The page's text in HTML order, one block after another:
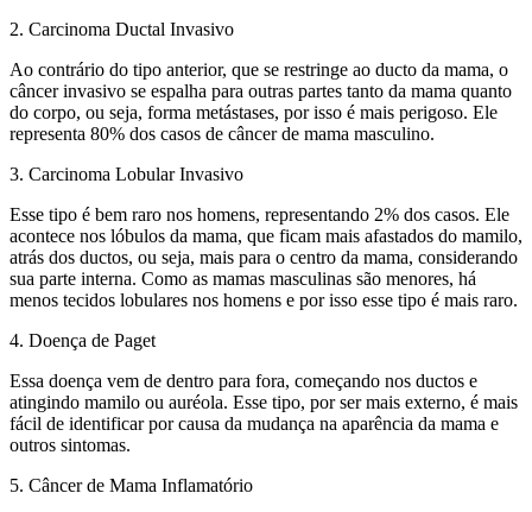
2. Carcinoma Ductal Invasivo
Ao contrário do tipo anterior, que se restringe ao ducto da mama, o
câncer invasivo se espalha para outras partes tanto da mama quanto
do corpo, ou seja, forma metástases, por isso é mais perigoso. Ele
representa 80% dos casos de câncer de mama masculino.
3. Carcinoma Lobular Invasivo
Esse tipo é bem raro nos homens, representando 2% dos casos. Ele
acontece nos lóbulos da mama, que ficam mais afastados do mamilo,
atrás dos ductos, ou seja, mais para o centro da mama, considerando
sua parte interna. Como as mamas masculinas são menores, há
menos tecidos lobulares nos homens e por isso esse tipo é mais raro.
4. Doença de Paget
Essa doença vem de dentro para fora, começando nos ductos e
atingindo mamilo ou auréola. Esse tipo, por ser mais externo, é mais
fácil de identificar por causa da mudança na aparência da mama e
outros sintomas.
5. Câncer de Mama Inflamatório